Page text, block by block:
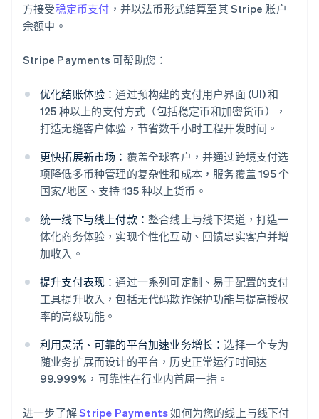
方接受稳定币支付 ，并以法币形式结算至其 Stripe 账户
余额中。
Stripe Payments 可帮助您：
优化结账体验：通过预构建的支付用户界面 (UI) 和
125 种以上的支付方式（包括稳定币和加密货币），
打造无缝客户体验，节省数千小时工程开发时间。
更快拓展新市场： 覆盖全球客户，并通过跨境支付选
项降低多币种管理的复杂性和成本，服务覆盖 195 个
国家/地区、支持 135 种以上货币。
统一线下与线上付款： 整合线上与线下渠道，打造一
体化商务体验，实现个性化互动、回馈忠实客户并增
加收入。
提升支付表现：通过一系列可定制、易于配置的支付
工具提升收入，包括无代码欺诈保护功能与提高授权
率的高级功能。
利用灵活、可靠的平台加速业务增长：选择一个专为
随业务扩展而设计的平台，历史正常运行时间达
99.999%，可靠性在行业内首屈一指。
进一步了解Stripe Payments如何为您的线上与线下付
阿联酋
爱尔兰
English
爱沙尼亚
English
奥地利
DeutschEnglish
澳大利亚
English
PortuguêsEnglish